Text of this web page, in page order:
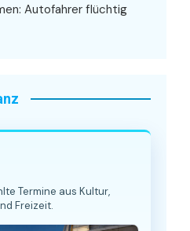
Autofahrer flüchtig
Termine aus Kultur,
Freizeit.